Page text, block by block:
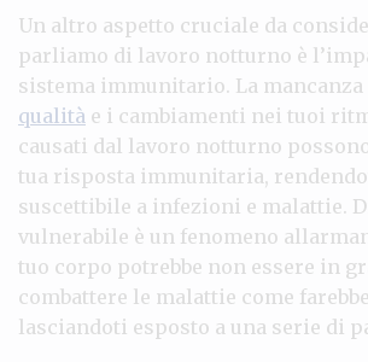
Un altro aspetto cruciale da
parliamo di lavoro notturno è
sistema immunitario. La mancanza
qualità e i cambiamenti nei tuoi
causati dal lavoro notturno
tua risposta immunitaria,
suscettibile a infezioni e malattie.
vulnerabile è un fenomeno
tuo corpo potrebbe non essere in
combattere le malattie come
lasciandoti esposto a una serie di